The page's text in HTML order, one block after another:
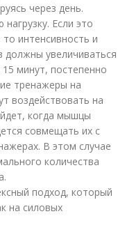
через день.
Если это
интенсивность и
должны увеличиваться
минут, постепенно
тренажеры на
воздействовать на
когда мышцы
совмещать их с
В этом случае
количества
подход, который
на силовых